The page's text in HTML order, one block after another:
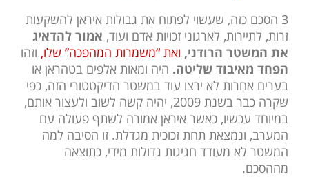
3 הסכם כזה, שעשוי לפתוח את גבולות איראן להשקעות
זרות, לתיירות, לארגוני זכויות אדם ועוד, אמור להדאיג
את המשטר הרודני, ואת “משמרות המהפכה” שלו, וזהו
הפחד מאיבוד שליטה. היה ומאות אלפים בטהראן או
בערים אחרות לא ירצו עוד במשטר הדיקטטורי הזה, כפי
שקרה כבר בשנת 2009, יהיה קשה לשוב ולעצור אותם,
במיוחד עכשיו, כאשר איראן אמורה לשתף פעולה עם
המערב, ונמצאת תחת זכוכית מגדלת. זו הסיבה למה
המשטר לא מעודד חגיגות גדולות מידי, כתוצאה
מההסכם.